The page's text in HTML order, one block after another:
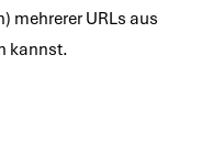
mehrerer URLs aus
kannst.